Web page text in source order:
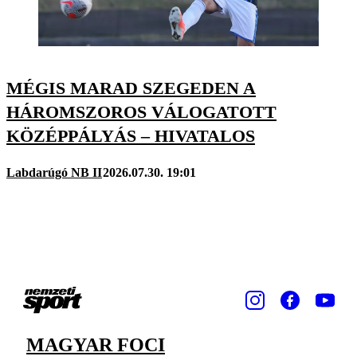
MÉGIS MARAD SZEGEDEN A
HÁROMSZOROS VÁLOGATOTT
KÖZÉPPÁLYÁS – HIVATALOS
Labdarúgó NB II2026.07.30. 19:01
MAGYAR FOCI